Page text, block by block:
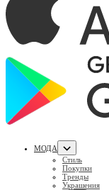
МОДА
Стиль
Покупки
Тренды
Украшения